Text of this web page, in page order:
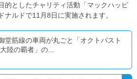
的としたチャリティ活動「マックハッピ
ナルドで11月8日に実施されます。
堂筋線の車両が丸ごと「オクトパスト
陸の覇者」の...